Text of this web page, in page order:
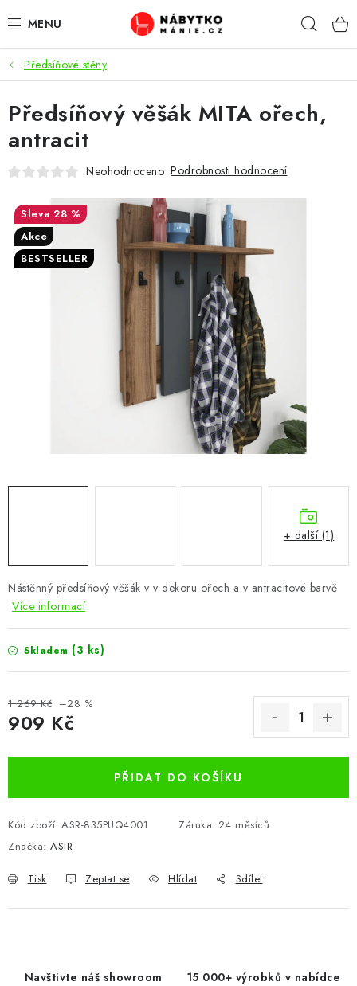
na
OBÝVACÍ POKOJ
KUCHYŇ A JÍDELNA
LOŽNICE
KANCELÁŘ / PRACOVNA
CHOVATELSKÉ POTŘEBY
DOPLŇKY A DEKORACE
OSTATNÍ
VÝPRODEJ
Vše o nákupu
Předsíňové stěny
Nástěnný předsíňový věšák v v dekoru ořech a v antracitové barvě
Více informací
Skladem (3 ks)
1 269 Kč –28 %
909 Kč
PŘIDAT DO KOŠÍKU
Kód zboží: ASR-835PUQ4001 Záruka: 24 měsíců
Značka: ASIR
Tisk Zeptat se Hlídat Sdílet
Předsíňový věšák MITA ořech,
antracit
Neohodnoceno Podrobnosti hodnocení
28 %
Akce
BESTSELLER
+ další (1)
Navštivte náš showroom 15 000+ výrobků v nabídce